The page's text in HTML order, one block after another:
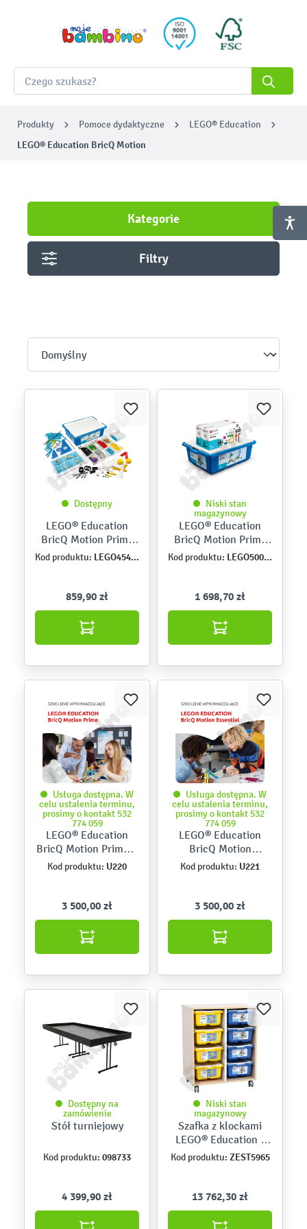
Produkty Pomoce dydaktyczne LEGO® Education
LEGO® Education BricQ Motion
Kategorie
Filtry
Dostępny
LEGO® Education
BricQ Motion Prime
Set
Kod produktu: LEGO45400
859,90 zł
Niski stan
magazynowy
LEGO® Education
BricQ Motion Prime
Pack
Kod produktu: LEGO5006630
1 698,70 zł
Usługa dostępna. W
celu ustalenia terminu,
prosimy o kontakt 532
774 059
LEGO® Education
BricQ Motion Prime –
wprowadzenie
Kod produktu: U220
3 500,00 zł
Usługa dostępna. W
celu ustalenia terminu,
prosimy o kontakt 532
774 059
LEGO® Education
BricQ Motion
Essential –
wprowadzenie
Kod produktu: U221
3 500,00 zł
Dostępny na
zamówienie
Stół turniejowy
Kod produktu: 098733
4 399,90 zł
Niski stan
magazynowy
Szafka z klockami
LEGO® Education -
zestaw szkolny
Kod produktu: ZEST5965
13 762,30 zł